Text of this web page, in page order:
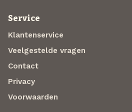
Service
Klantenservice
Veelgestelde vragen
Contact
Privacy
Voorwaarden